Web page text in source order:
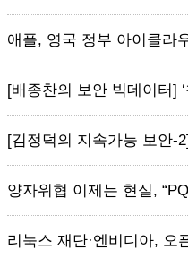
애플, 영국 정부 아이클라
[배종찬의 보안 빅데이터]
[김정덕의 지속가능 보안-
양자위협 이제는 현실,
리눅스 재단·엔비디아, 오